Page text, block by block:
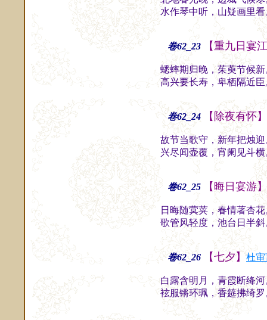
水作琴中听，山疑画里
卷62_23 【重九日宴
蟋蟀期归晚，茱萸节候
高兴要长寿，卑栖隔近
卷62_24 【除夜有怀】
故节当歌守，新年把烛
兴尽闻壶覆，宵阑见斗
卷62_25 【晦日宴游】
日晦随蓂荚，春情著杏
歌管风轻度，池台日半
卷62_26 【七夕】杜审
白露含明月，青霞断绛
袨服锵环珮，香筵拂绮